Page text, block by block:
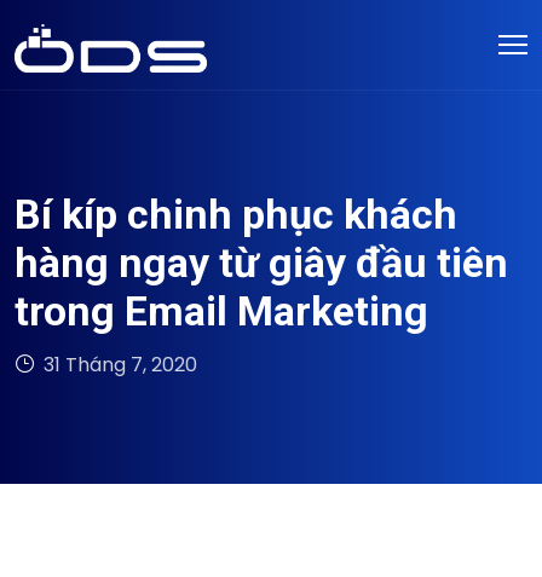
Bí kíp chinh phục khách
hàng ngay từ giây đầu tiên
trong Email Marketing
31 Tháng 7, 2020